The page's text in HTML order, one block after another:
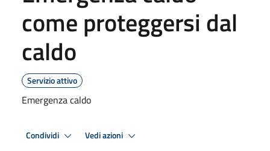
come proteggersi dal
caldo
Servizio attivo
Emergenza caldo
Condividi Vedi azioni